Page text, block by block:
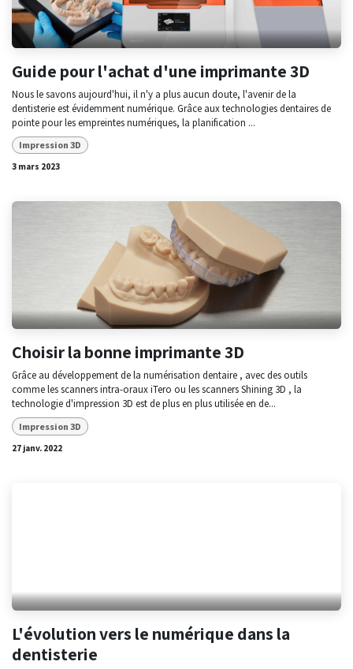
Guide pour l'achat d'une imprimante 3D
Nous le savons aujourd'hui, il n'y a plus aucun doute, l'avenir de la
dentisterie est évidemment numérique. Grâce aux technologies dentaires de
pointe pour les empreintes numériques, la planification ...
Impression 3D
3 mars 2023
Choisir la bonne imprimante 3D
Grâce au développement de la numérisation dentaire , avec des outils
comme les scanners intra-oraux iTero ou les scanners Shining 3D , la
technologie d'impression 3D est de plus en plus utilisée en de...
Impression 3D
27 janv. 2022
L'évolution vers le numérique dans la
dentisterie